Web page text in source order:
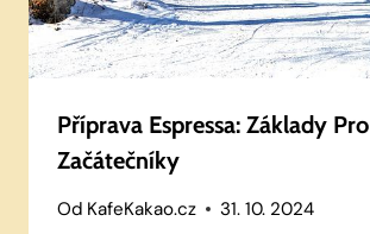
Příprava Espressa: Základy Pro
Začátečníky
Od KafeKakao.cz 31. 10. 2024